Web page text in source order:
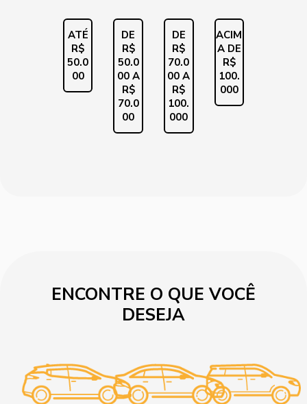
ATÉ
R$
50.0
00
DE
R$
50.0
00 A
R$
70.0
00
DE
R$
70.0
00 A
R$
100.
000
ACIM
A DE
R$
100.
000
ENCONTRE O QUE VOCÊ
DESEJA